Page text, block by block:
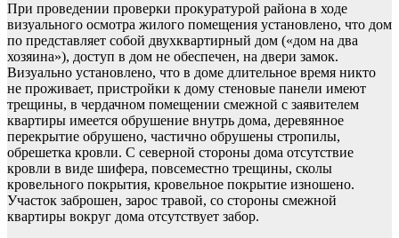
При проведении проверки прокуратурой района в ходе
визуального осмотра жилого помещения установлено, что дом
по представляет собой двухквартирный дом («дом на два
хозяина»), доступ в дом не обеспечен, на двери замок.
Визуально установлено, что в доме длительное время никто
не проживает, пристройки к дому стеновые панели имеют
трещины, в чердачном помещении смежной с заявителем
квартиры имеется обрушение внутрь дома, деревянное
перекрытие обрушено, частично обрушены стропилы,
обрешетка кровли. С северной стороны дома отсутствие
кровли в виде шифера, повсеместно трещины, сколы
кровельного покрытия, кровельное покрытие изношено.
Участок заброшен, зарос травой, со стороны смежной
квартиры вокруг дома отсутствует забор.